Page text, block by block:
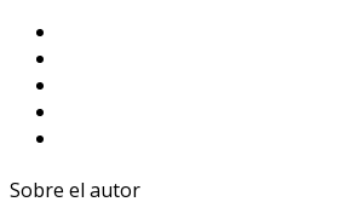
Sobre el autor